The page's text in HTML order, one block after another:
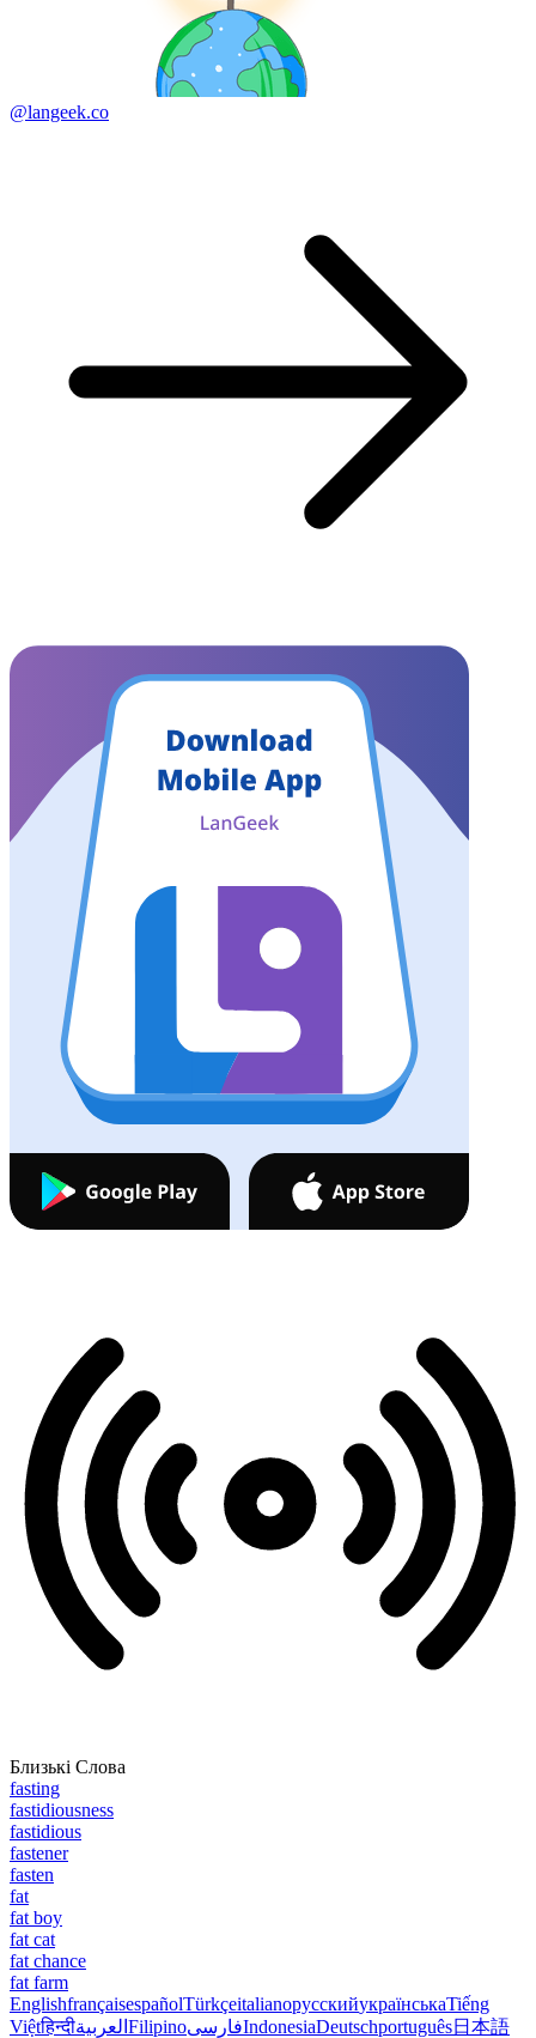
@langeek.co
Близькі Слова
fasting
fastidiousness
fastidious
fastener
fasten
fat
fat boy
fat cat
fat chance
fat farm
EnglishfrançaisespañolTürkçeitalianoрусскийукраїнськаTiếng
Việtहिन्दीالعربية FilipinoفارسیIndonesiaDeutschportuguês日本語